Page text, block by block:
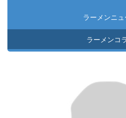
ラーメンニュ
ラーメンコ